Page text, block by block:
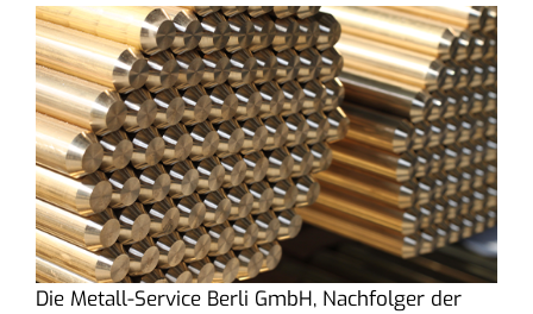
Die Metall-Service Berli GmbH, Nachfolger der